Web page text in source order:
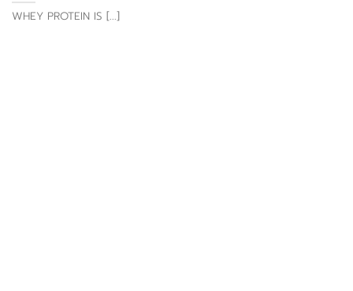
WHEY PROTEIN IS [...]